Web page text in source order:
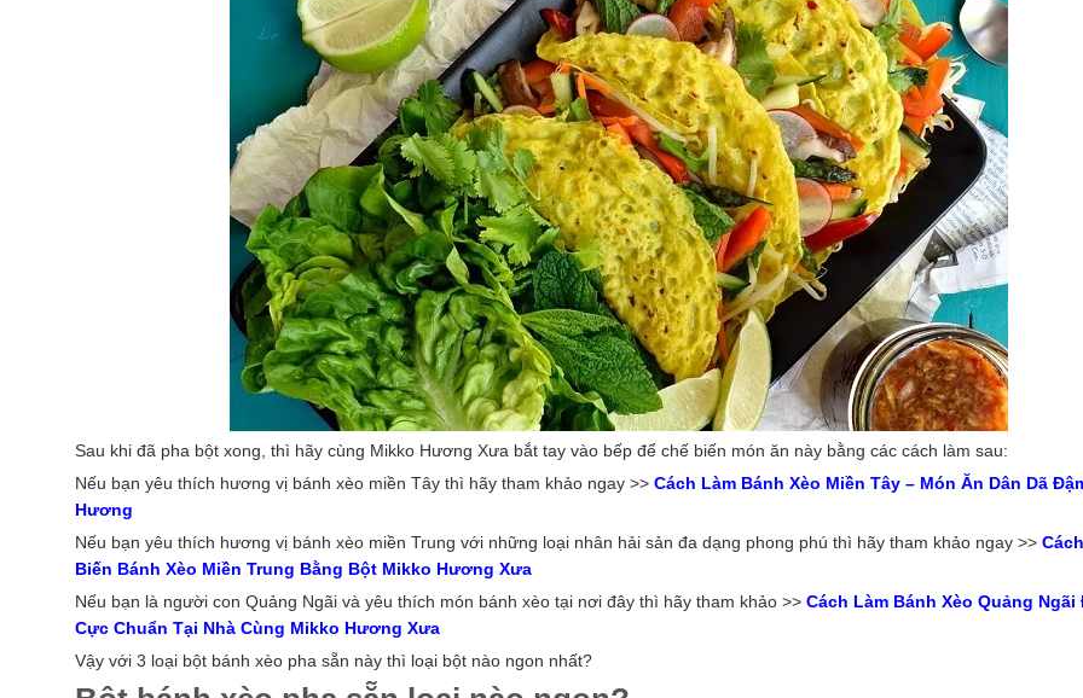
Sau khi đã pha bột xong, thì hãy cùng Mikko Hương Xưa bắt tay vào bếp để chế biến món ăn này bằng các cách làm sau:
Nếu bạn yêu thích hương vị bánh xèo miền Tây thì hãy tham khảo ngay >> Cách Làm Bánh Xèo Miền Tây – Món Ăn Dân Dã
Hương
Nếu bạn yêu thích hương vị bánh xèo miền Trung với những loại nhân hải sản đa dạng phong phú thì hãy tham khảo ngay >>
Biến Bánh Xèo Miền Trung Bằng Bột Mikko Hương Xưa
Nếu bạn là người con Quảng Ngãi và yêu thích món bánh xèo tại nơi đây thì hãy tham khảo >> Cách Làm Bánh Xèo Quảng
Cực Chuẩn Tại Nhà Cùng Mikko Hương Xưa
Vậy với 3 loại bột bánh xèo pha sẵn này thì loại bột nào ngon nhất?